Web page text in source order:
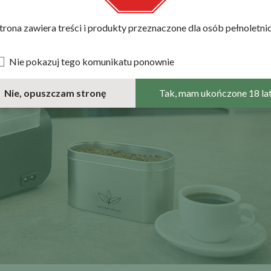
zawiera treści i produkty przeznaczone dla osób
Nie pokazuj tego komunikatu ponownie
Nie, opuszczam stronę Tak, mam ukończone 18